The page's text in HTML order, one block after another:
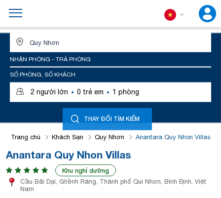
NHẬN PHÒNG - TRẢ PHÒNG
SỐ PHÒNG, SỐ KHÁCH
2 người lớn · 0 trẻ em · 1 phòng
THAY ĐỔI TÌM KIẾM
Trang chủ Khách Sạn Quy Nhơn Anantara Quy Nhon Villas
Anantara Quy Nhon Villas
Khu nghỉ dưỡng
Cầu Bãi Dại, Ghềnh Ráng, Thành phố Qui Nhơn, Bình Định, Việt
Nam